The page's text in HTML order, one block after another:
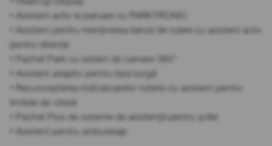
• Asistent activ la parcare cu PARKTRONIC
• Asistent pentru menținerea benzii de rulare cu asistent activ
pentru direcție
• Pachet Park cu sistem de camere 360°
• Asistent adaptiv pentru faza lungă
• Recunoașterea indicatoarelor rutiere cu asistent pentru
limitele de viteză
• Pachet Plus de sisteme de asistență pentru șofer
• Asistent pentru ambuteiaje